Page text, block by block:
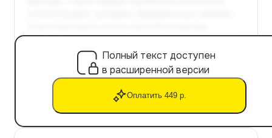
Полный текст доступен
в расширенной версии
Оплатить 449 р.